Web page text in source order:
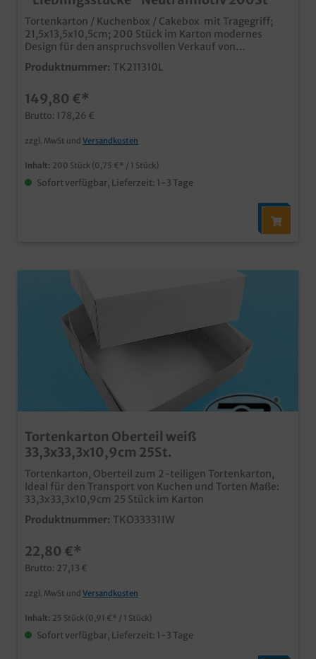
Tortenkarton / Kuchenbox / Cakebox mit Tragegriff;
21,5x13,5x10,5cm; 200 Stück im Karton modernes
Design für den anspruchsvollen Verkauf von
Backwaren, Kuchen, Torten, usw. Motiv
"Lieblingsstücke" für die verschiedensten Einsätze in
Bäckerei- und Konditoreibedarf, zum Verkauf von
Tortenstücken, Kuchen, Teilchen, Donuts, Muffins usw.
Qualität "Made in Germany" auch mit Ihrem
Unternehmensdesign oder Werbedruck produzierbar,
unser Kundenservice freut sich auf Ihre Anfrage
Produktnummer: TK211310L
149,80 €*
Brutto: 178,26 €
zzgl. MwSt und Versandkosten
Inhalt: 200 Stück (0,75 €* / 1 Stück)
Sofort verfügbar, Lieferzeit: 1-3 Tage
Tortenkarton Oberteil weiß
33,3x33,3x10,9cm 25St.
Tortenkarton, Oberteil zum 2-teiligen Tortenkarton,
Ideal für den Transport von Kuchen und Torten Maße:
33,3x33,3x10,9cm 25 Stück im Karton
Produktnummer: TKO333311W
22,80 €*
Brutto: 27,13 €
zzgl. MwSt und Versandkosten
Inhalt: 25 Stück (0,91 €* / 1 Stück)
Sofort verfügbar, Lieferzeit: 1-3 Tage